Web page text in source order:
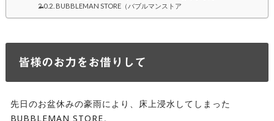
BUBBLEMAN STORE（バブルマンストア
皆様のお力をお借りして
先日のお盆休みの豪雨により、床上浸水してしまった
BUBBLEMAN STORE。